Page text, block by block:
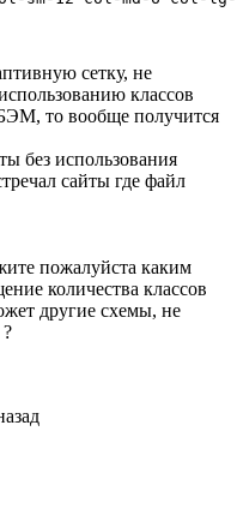
сетку, не
классов
то вообще получится
без использования
сайты где файл
пожалуйста каким
количества классов
другие схемы, не